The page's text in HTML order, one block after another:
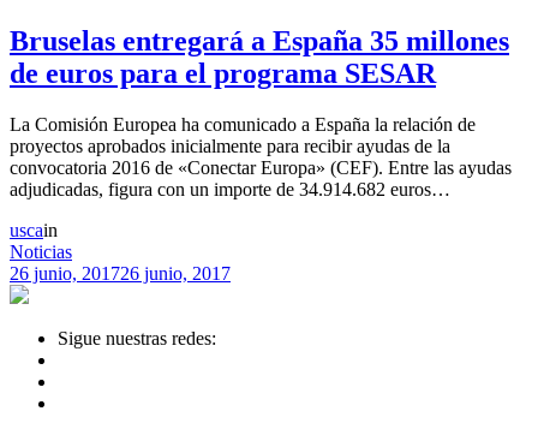
Bruselas entregará a España 35 millones
de euros para el programa SESAR
La Comisión Europea ha comunicado a España la relación de
proyectos aprobados inicialmente para recibir ayudas de la
convocatoria 2016 de «Conectar Europa» (CEF). Entre las ayudas
adjudicadas, figura con un importe de 34.914.682 euros…
uscain
Noticias
26 junio, 201726 junio, 2017
Sigue nuestras redes: